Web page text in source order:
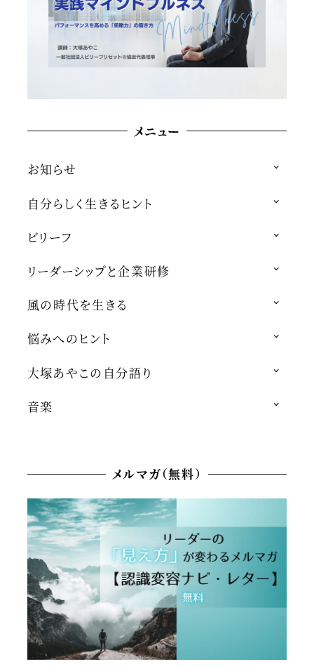
メニュー
お知らせ
自分らしく生きるヒント
ビリーフ
リーダーシップと企業研修
風の時代を生きる
悩みへのヒント
大塚あやこの自分語り
音楽
メルマガ（無料）